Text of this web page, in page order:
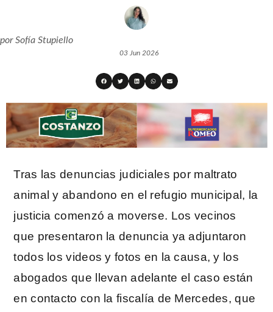
porSofía Stupiello
03 Jun 2026
Tras las denuncias judiciales por maltrato
animal y abandono en el refugio municipal, la
justicia comenzó a moverse. Los vecinos
que presentaron la denuncia ya adjuntaron
todos los videos y fotos en la causa, y los
abogados que llevan adelante el caso están
en contacto con la fiscalía de Mercedes, que